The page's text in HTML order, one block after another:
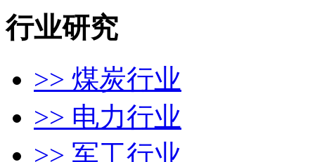
行业研究
>> 煤炭行业
>> 电力行业
>> 军工行业